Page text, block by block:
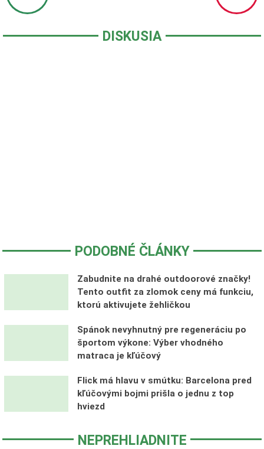
DISKUSIA
PODOBNÉ ČLÁNKY
Zabudnite na drahé outdoorové značky!
Tento outfit za zlomok ceny má funkciu,
ktorú aktivujete žehličkou
Spánok nevyhnutný pre regeneráciu po
športom výkone: Výber vhodného
matraca je kľúčový
Flick má hlavu v smútku: Barcelona pred
kľúčovými bojmi prišla o jednu z top
hviezd
NEPREHLIADNITE